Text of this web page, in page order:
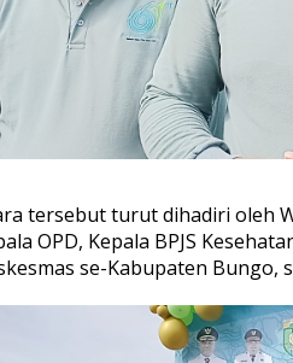
i
r
u
p
a
t
tersebut turut dihadiri oleh
OPD, Kepala BPJS
se-Kabupaten Bungo,